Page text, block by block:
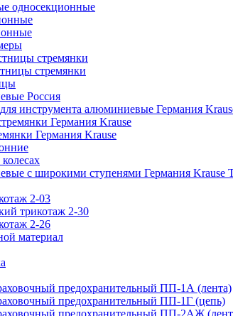
односекционные
стремянки
стремянки
Россия
инструмента алюминиевые Германия
Германия Krause
Германия Krause
c широкими ступенями Германия Krause
2-03
трикотаж 2-30
2-26
материал
предохранительный ПП-1А (лента)
предохранительный ПП-1Г (цепь)
предохранительный ПП-2АЖ